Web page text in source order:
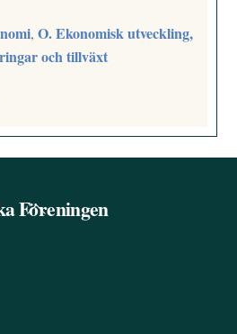
,O. Ekonomisk utveckling,
och tillväxt
Back
Föreningen